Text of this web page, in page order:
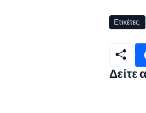
Ετικέτες:
Δείτε